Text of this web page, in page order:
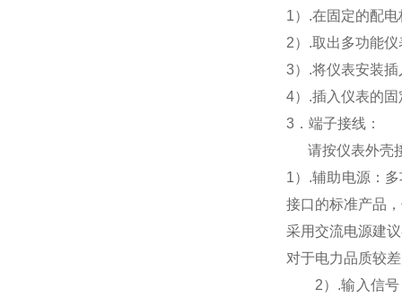
1）.在固定的配
2）.取出多功能
3）.将仪表安装
4）.插入仪表的
3 ．端子接线：
请按仪表外壳
1） .辅助电源：
接口的标准产品
采用交流电源建
对于电力品质较
2） .输入信